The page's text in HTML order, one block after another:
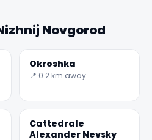
Novgorod
Okroshka
📍 0.2 km away
Cattedrale
Alexander Nevsky